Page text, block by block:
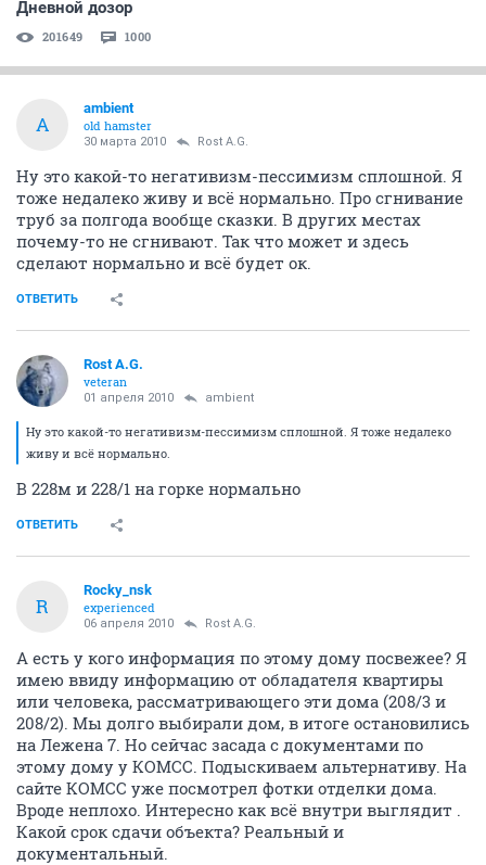
Дневной дозор
201649 1000
A
ambient
old hamster
30 марта 2010 Rost A.G.
Ну это какой-то негативизм-пессимизм сплошной. Я
тоже недалеко живу и всё нормально. Про сгнивание
труб за полгода вообще сказки. В других местах
почему-то не сгнивают. Так что может и здесь
сделают нормально и всё будет ок.
ОТВЕТИТЬ
Rost A.G.
veteran
01 апреля 2010 ambient
Ну это какой-то негативизм-пессимизм сплошной. Я тоже недалеко
живу и всё нормально.
В 228м и 228/1 на горке нормально
ОТВЕТИТЬ
R
Rocky_nsk
experienced
06 апреля 2010 Rost A.G.
А есть у кого информация по этому дому посвежее? Я
имею ввиду информацию от обладателя квартиры
или человека, рассматривающего эти дома (208/3 и
208/2). Мы долго выбирали дом, в итоге остановились
на Лежена 7. Но сейчас засада с документами по
этому дому у КОМСС. Подыскиваем альтернативу. На
сайте КОМСС уже посмотрел фотки отделки дома.
Вроде неплохо. Интересно как всё внутри выглядит .
Какой срок сдачи объекта? Реальный и
документальный.